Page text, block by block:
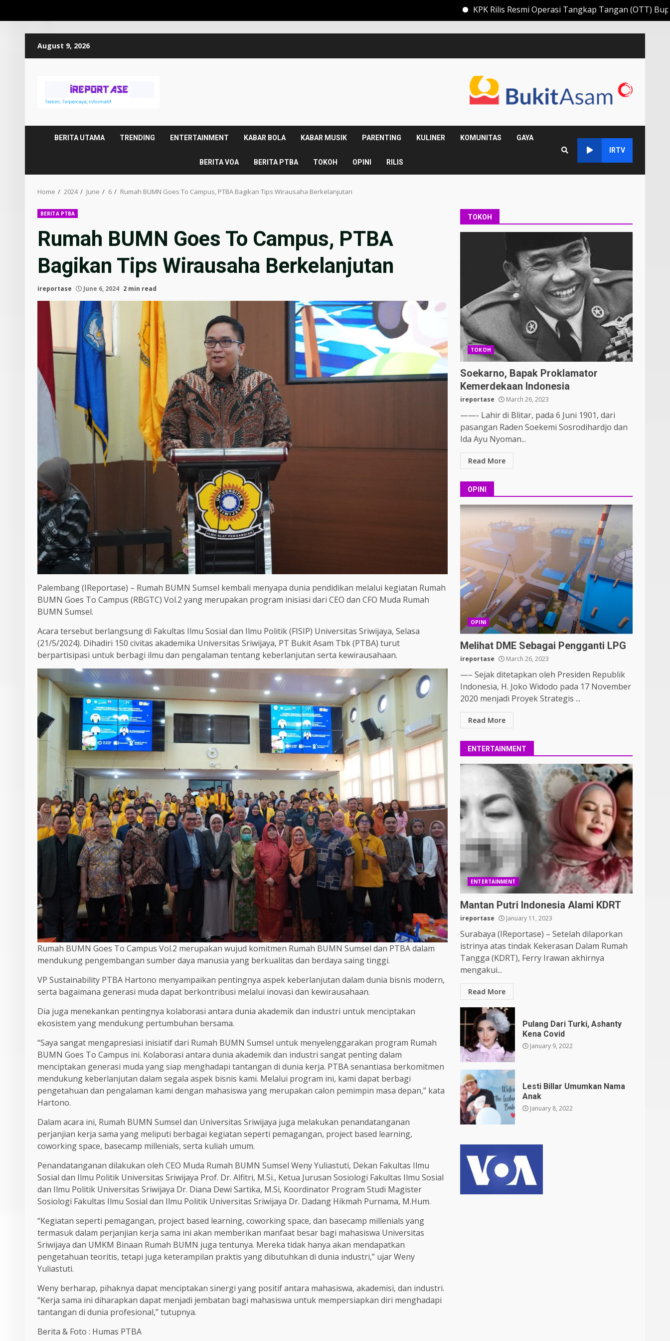
KPK Rilis Resmi Operasi Tangkap Tangan (OTT) Bupati Muara Enim
August 9, 2026
BERITA UTAMA TRENDING ENTERTAINMENT KABAR BOLA KABAR MUSIK PARENTING KULINER KOMUNITAS GAYA
BERITA VOA BERITA PTBA TOKOH OPINI RILIS
IRTV
Home 2024 June 6 Rumah BUMN Goes To Campus, PTBA Bagikan Tips Wirausaha Berkelanjutan
BERITA PTBA
Rumah BUMN Goes To Campus, PTBA
Bagikan Tips Wirausaha Berkelanjutan
ireportase June 6, 2024 2 min read
Palembang (IReportase) – Rumah BUMN Sumsel kembali menyapa dunia pendidikan melalui kegiatan Rumah
BUMN Goes To Campus (RBGTC) Vol.2 yang merupakan program inisiasi dari CEO dan CFO Muda Rumah
BUMN Sumsel.
Acara tersebut berlangsung di Fakultas Ilmu Sosial dan Ilmu Politik (FISIP) Universitas Sriwijaya, Selasa
(21/5/2024). Dihadiri 150 civitas akademika Universitas Sriwijaya, PT Bukit Asam Tbk (PTBA) turut
berpartisipasi untuk berbagi ilmu dan pengalaman tentang keberlanjutan serta kewirausahaan.
Rumah BUMN Goes To Campus Vol.2 merupakan wujud komitmen Rumah BUMN Sumsel dan PTBA dalam
mendukung pengembangan sumber daya manusia yang berkualitas dan berdaya saing tinggi.
VP Sustainability PTBA Hartono menyampaikan pentingnya aspek keberlanjutan dalam dunia bisnis modern,
serta bagaimana generasi muda dapat berkontribusi melalui inovasi dan kewirausahaan.
Dia juga menekankan pentingnya kolaborasi antara dunia akademik dan industri untuk menciptakan
ekosistem yang mendukung pertumbuhan bersama.
“Saya sangat mengapresiasi inisiatif dari Rumah BUMN Sumsel untuk menyelenggarakan program Rumah
BUMN Goes To Campus ini. Kolaborasi antara dunia akademik dan industri sangat penting dalam
menciptakan generasi muda yang siap menghadapi tantangan di dunia kerja. PTBA senantiasa berkomitmen
mendukung keberlanjutan dalam segala aspek bisnis kami. Melalui program ini, kami dapat berbagi
pengetahuan dan pengalaman kami dengan mahasiswa yang merupakan calon pemimpin masa depan,” kata
Hartono.
Dalam acara ini, Rumah BUMN Sumsel dan Universitas Sriwijaya juga melakukan penandatanganan
perjanjian kerja sama yang meliputi berbagai kegiatan seperti pemagangan, project based learning,
coworking space, basecamp millenials, serta kuliah umum.
Penandatanganan dilakukan oleh CEO Muda Rumah BUMN Sumsel Weny Yuliastuti, Dekan Fakultas Ilmu
Sosial dan Ilmu Politik Universitas Sriwijaya Prof. Dr. Alfitri, M.Si., Ketua Jurusan Sosiologi Fakultas Ilmu Sosial
dan Ilmu Politik Universitas Sriwijaya Dr. Diana Dewi Sartika, M.Si, Koordinator Program Studi Magister
Sosiologi Fakultas Ilmu Sosial dan Ilmu Politik Universitas Sriwijaya Dr. Dadang Hikmah Purnama, M.Hum.
“Kegiatan seperti pemagangan, project based learning, coworking space, dan basecamp millenials yang
termasuk dalam perjanjian kerja sama ini akan memberikan manfaat besar bagi mahasiswa Universitas
Sriwijaya dan UMKM Binaan Rumah BUMN juga tentunya. Mereka tidak hanya akan mendapatkan
pengetahuan teoritis, tetapi juga keterampilan praktis yang dibutuhkan di dunia industri,” ujar Weny
Yuliastuti.
Weny berharap, pihaknya dapat menciptakan sinergi yang positif antara mahasiswa, akademisi, dan industri.
“Kerja sama ini diharapkan dapat menjadi jembatan bagi mahasiswa untuk mempersiapkan diri menghadapi
tantangan di dunia profesional,” tutupnya.
Berita & Foto : Humas PTBA
TOKOH
TOKOH
Soekarno, Bapak Proklamator
Kemerdekaan Indonesia
ireportase March 26, 2023
——- Lahir di Blitar, pada 6 Juni 1901, dari
pasangan Raden Soekemi Sosrodihardjo dan
Ida Ayu Nyoman...
Read More
OPINI
OPINI
Melihat DME Sebagai Pengganti LPG
ireportase March 26, 2023
—– Sejak ditetapkan oleh Presiden Republik
Indonesia, H. Joko Widodo pada 17 November
2020 menjadi Proyek Strategis ...
Read More
ENTERTAINMENT
ENTERTAINMENT
Mantan Putri Indonesia Alami KDRT
ireportase January 11, 2023
Surabaya (IReportase) – Setelah dilaporkan
istrinya atas tindak Kekerasan Dalam Rumah
Tangga (KDRT), Ferry Irawan akhirnya
mengakui...
Read More
Pulang Dari Turki, Ashanty
Kena Covid
January 9, 2022
Lesti Billar Umumkan Nama
Anak
January 8, 2022